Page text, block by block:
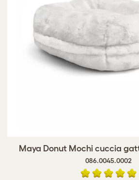
Maya Donut Mochi cuccia
086.0045.0002